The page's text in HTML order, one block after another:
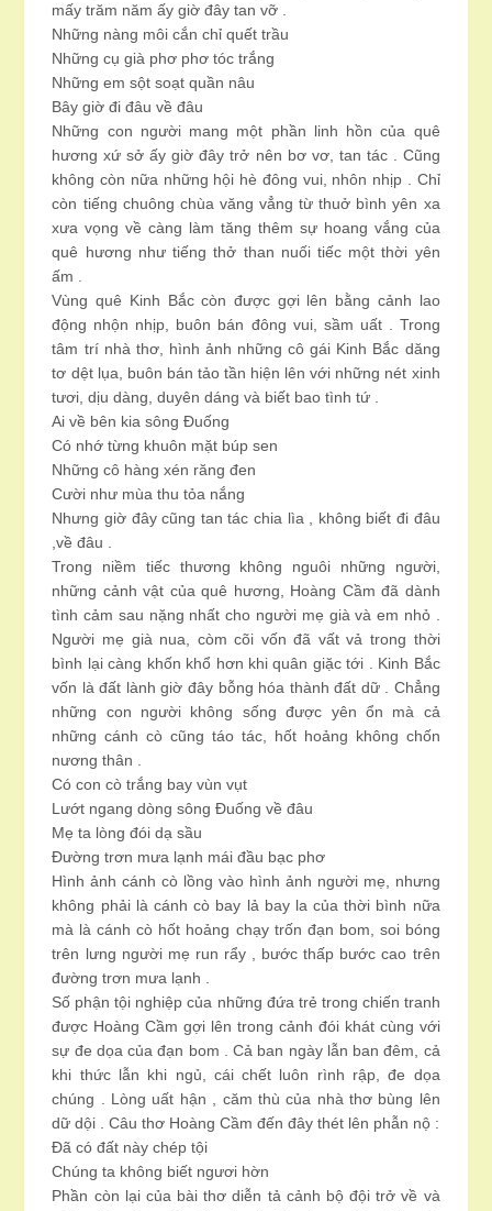
mấy trăm năm ấy giờ đây tan vỡ .
Những nàng môi cắn chỉ quết trầu
Những cụ già phơ phơ tóc trắng
Những em sột soạt quần nâu
Bây giờ đi đâu về đâu
Những con người mang một phần linh hồn của quê
hương xứ sở ấy giờ đây trở nên bơ vơ, tan tác . Cũng
không còn nữa những hội hè đông vui, nhôn nhịp . Chỉ
còn tiếng chuông chùa văng vẳng từ thuở bình yên xa
xưa vọng về càng làm tăng thêm sự hoang vắng của
quê hương như tiếng thở than nuối tiếc một thời yên
ấm .
Vùng quê Kinh Bắc còn được gợi lên bằng cảnh lao
động nhộn nhịp, buôn bán đông vui, sầm uất . Trong
tâm trí nhà thơ, hình ảnh những cô gái Kinh Bắc dăng
tơ dệt lụa, buôn bán tảo tần hiện lên với những nét xinh
tươi, dịu dàng, duyên dáng và biết bao tình tứ .
Ai về bên kia sông Đuống
Có nhớ từng khuôn mặt búp sen
Những cô hàng xén răng đen
Cười như mùa thu tỏa nắng
Nhưng giờ đây cũng tan tác chia lìa , không biết đi đâu
,về đâu .
Trong niềm tiếc thương không nguôi những người,
những cảnh vật của quê hương, Hoàng Cầm đã dành
tình cảm sau nặng nhất cho người mẹ già và em nhỏ .
Người mẹ già nua, còm cõi vốn đã vất vả trong thời
bình lại càng khốn khổ hơn khi quân giặc tới . Kinh Bắc
vốn là đất lành giờ đây bỗng hóa thành đất dữ . Chẳng
những con người không sống được yên ổn mà cả
những cánh cò cũng táo tác, hốt hoảng không chốn
nương thân .
Có con cò trắng bay vùn vụt
Lướt ngang dòng sông Đuống về đâu
Mẹ ta lòng đói dạ sầu
Đường trơn mưa lạnh mái đầu bạc phơ
Hình ảnh cánh cò lồng vào hình ảnh người mẹ, nhưng
không phải là cánh cò bay lả bay la của thời bình nữa
mà là cánh cò hốt hoảng chạy trốn đạn bom, soi bóng
trên lưng người mẹ run rẩy , bước thấp bước cao trên
đường trơn mưa lạnh .
Số phận tội nghiệp của những đứa trẻ trong chiến tranh
được Hoàng Cầm gợi lên trong cảnh đói khát cùng với
sự đe dọa của đạn bom . Cả ban ngày lẫn ban đêm, cả
khi thức lẫn khi ngủ, cái chết luôn rình rập, đe dọa
chúng . Lòng uất hận , căm thù của nhà thơ bùng lên
dữ dội . Câu thơ Hoàng Cầm đến đây thét lên phẫn nộ :
Đã có đất này chép tội
Chúng ta không biết ngươi hờn
Phần còn lại của bài thơ diễn tả cảnh bộ đội trở về và